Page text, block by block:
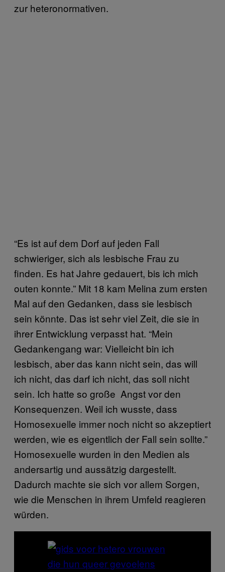
zur heteronormativen.
“Es ist auf dem Dorf auf jeden Fall
schwieriger, sich als lesbische Frau zu
finden. Es hat Jahre gedauert, bis ich mich
outen konnte.” Mit 18 kam Melina zum ersten
Mal auf den Gedanken, dass sie lesbisch
sein könnte. Das ist sehr viel Zeit, die sie in
ihrer Entwicklung verpasst hat. “Mein
Gedankengang war: Vielleicht bin ich
lesbisch, aber das kann nicht sein, das will
ich nicht, das darf ich nicht, das soll nicht
sein. Ich hatte so große Angst vor den
Konsequenzen. Weil ich wusste, dass
Homosexuelle immer noch nicht so akzeptiert
werden, wie es eigentlich der Fall sein sollte.”
Homosexuelle wurden in den Medien als
andersartig und aussätzig dargestellt.
Dadurch machte sie sich vor allem Sorgen,
wie die Menschen in ihrem Umfeld reagieren
würden.